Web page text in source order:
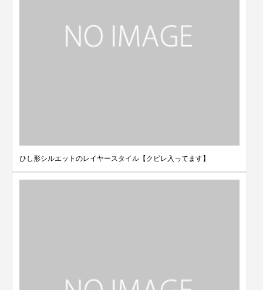
ひし形シルエットのレイヤースタイル【クビレ入ってます】